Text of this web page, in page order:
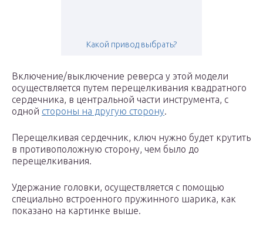
Какой привод выбрать?
Включение/выключение реверса у этой модели
осуществляется путем перещелкивания квадратного
сердечника, в центральной части инструмента, с
одной стороны на другую сторону.
Перещелкивая сердечник, ключ нужно будет крутить
в противоположную сторону, чем было до
перещелкивания.
Удержание головки, осуществляется с помощью
специально встроенного пружинного шарика, как
показано на картинке выше.